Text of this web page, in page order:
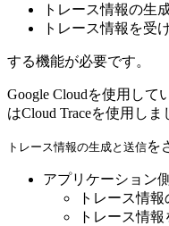
トレース情報の生
トレース情報を受
する機能が必要です。
Google Cloudを使用して
はCloud Traceを使用しま
トレース情報の生成と送信を
アプリケーション側
トレース情
トレース情